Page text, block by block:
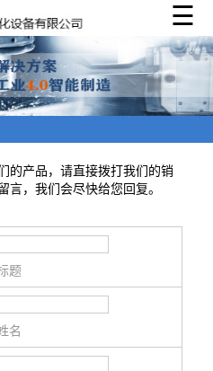
☰
×
的产品，请直接拨打我们的销
言，我们会尽快给您回复。
题
名